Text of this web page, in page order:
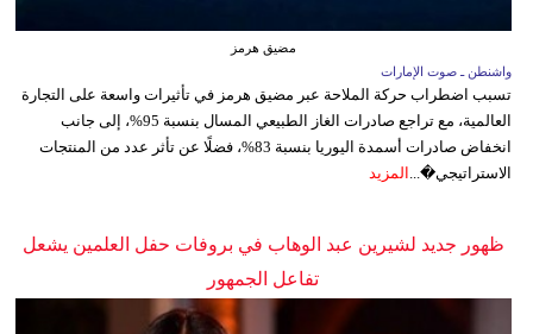
مضيق هرمز
واشنطن ـ صوت الإمارات
تسبب اضطراب حركة الملاحة عبر مضيق هرمز في تأثيرات واسعة على التجارة
العالمية، مع تراجع صادرات الغاز الطبيعي المسال بنسبة 95%، إلى جانب
انخفاض صادرات أسمدة اليوريا بنسبة 83%، فضلًا عن تأثر عدد من المنتجات
الاستراتيجي�... المزيد
ظهور جديد لشيرين عبد الوهاب في بروفات حفل العلمين يشعل
تفاعل الجمهور